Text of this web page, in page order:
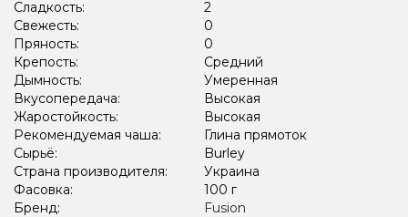
Грейпфрут, Клубника, Малина Конфеты, Мультифрукт
Сладкость:
2
Свежесть:
0
Пряность:
0
Крепость:
Средний
Дымность:
Умеренная
Вкусопередача:
Высокая
Жаростойкость:
Высокая
Рекомендуемая чаша:
Глина прямоток
Сырьё:
Burley
Страна производителя:
Украина
Фасовка:
100 г
Бренд:
Fusion